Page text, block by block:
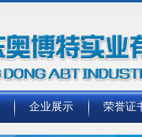
企业展示 荣誉证